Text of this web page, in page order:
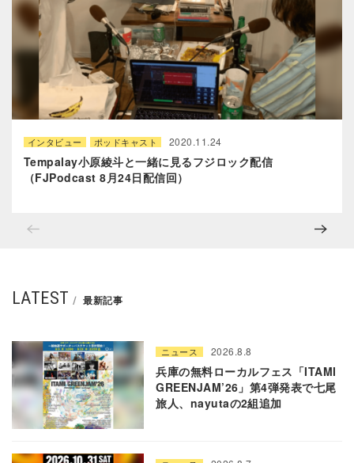
インタビュー ポッドキャスト 2020.11.24
Tempalay小原綾斗と一緒に見るフジロック配信
（FJPodcast 8月24日配信回）
LATEST 最新記事
ニュース 2026.8.8
兵庫の無料ローカルフェス「ITAMI
GREENJAM’26」第4弾発表で七尾
旅人、nayutaの2組追加